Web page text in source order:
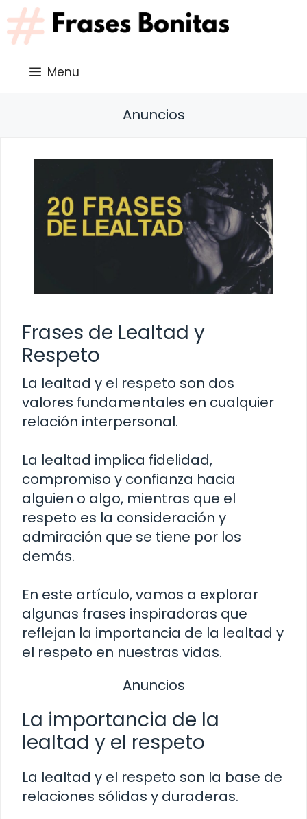
Saltar
al
contenido
Menu
Anuncios
Frases de Lealtad y
Respeto
La lealtad y el respeto son dos
valores fundamentales en cualquier
relación interpersonal.
La lealtad implica fidelidad,
compromiso y confianza hacia
alguien o algo, mientras que el
respeto es la consideración y
admiración que se tiene por los
demás.
En este artículo, vamos a explorar
algunas frases inspiradoras que
reflejan la importancia de la lealtad y
el respeto en nuestras vidas.
Anuncios
La importancia de la
lealtad y el respeto
La lealtad y el respeto son la base de
relaciones sólidas y duraderas.